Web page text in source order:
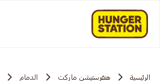
الرئيسية هنقرستيشن ماركت الدمام